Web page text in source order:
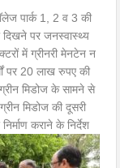
पार्क 1, 2 व 3 की
पर जनस्वास्थ्य
में ग्रीनरी मेनटेन न
पर 20 लाख रुपए की
मिडोज के सामने से
मिडोज की दूसरी
कराने के निर्देश